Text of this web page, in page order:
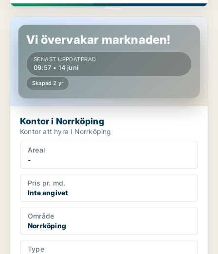
Kontor i Norrköping
Vi övervakar marknaden!
SENAST UPPDATERAD
09:57 • 14 juni
Skapad 2 yr
Kontor i Norrköping
Kontor att hyra i Norrköping
Areal
-
Pris pr. md.
Inte angivet
Område
Norrköping
Type